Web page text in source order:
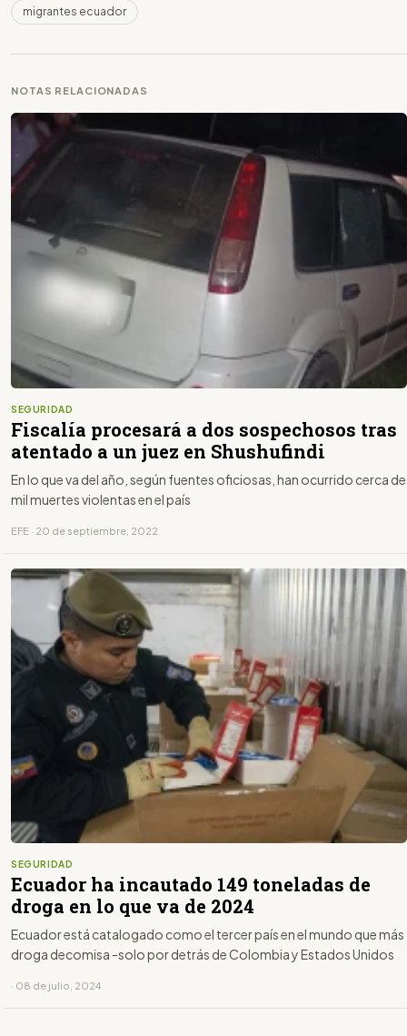
migrantes ecuador
NOTAS RELACIONADAS
SEGURIDAD
Fiscalía procesará a dos sospechosos tras
atentado a un juez en Shushufindi
En lo que va del año, según fuentes oficiosas, han ocurrido cerca de
mil muertes violentas en el país
EFE · 20 de septiembre, 2022
SEGURIDAD
Ecuador ha incautado 149 toneladas de
droga en lo que va de 2024
Ecuador está catalogado como el tercer país en el mundo que más
droga decomisa -solo por detrás de Colombia y Estados Unidos
· 08 de julio, 2024